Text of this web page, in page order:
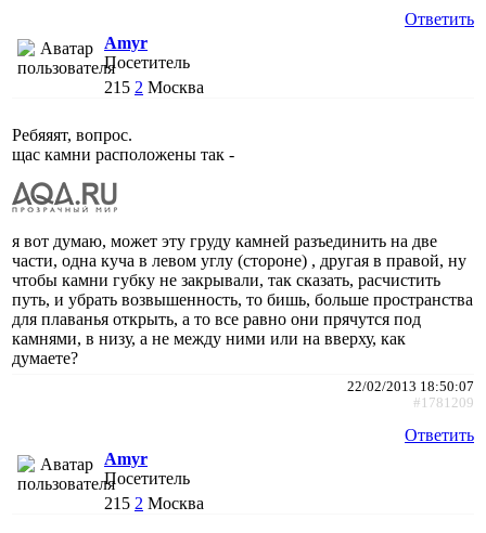
Ответить
Amyr
Посетитель
215 2 Москва
Ребяяят, вопрос.
щас камни расположены так -
я вот думаю, может эту груду камней разъединить на две
части, одна куча в левом углу (стороне) , другая в правой, ну
чтобы камни губку не закрывали, так сказать, расчистить
путь, и убрать возвышенность, то бишь, больше пространства
для плаванья открыть, а то все равно они прячутся под
камнями, в низу, а не между ними или на вверху, как
думаете?
22/02/2013 18:50:07
#1781209
Ответить
Amyr
Посетитель
215 2 Москва